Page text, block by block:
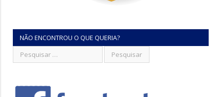
NÃO ENCONTROU O QUE QUERIA?